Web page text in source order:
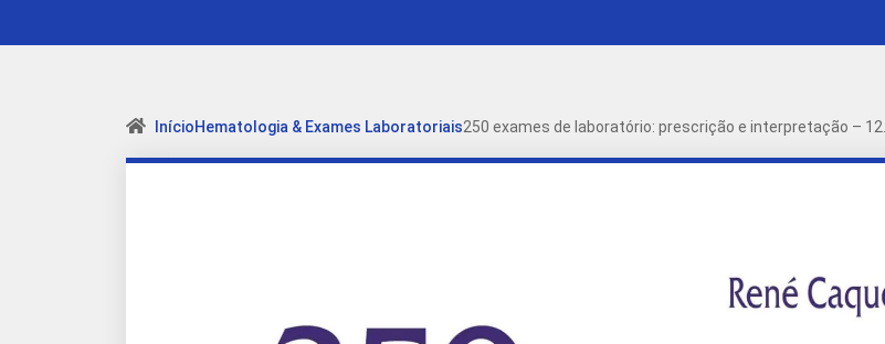
InícioHematologia & Exames Laboratoriais250 exames de laboratório: prescrição e interpretação – 12.